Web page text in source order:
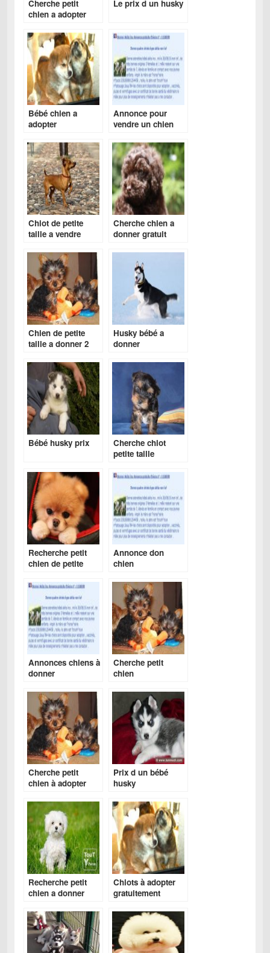
Cherche petit
chien a adopter
Le prix d un husky
Bébé chien a
adopter
Annonce pour
vendre un chien
Chiot de petite
taille a vendre
Cherche chien a
donner gratuit
Chien de petite
taille a donner 2
Husky bébé a
donner
Bébé husky prix
Cherche chiot
petite taille
Recherche petit
chien de petite
Annonce don
chien
Annonces chiens à
donner
Cherche petit
chien
Cherche petit
chien à adopter
Prix d un bébé
husky
Recherche petit
chien a donner
Chiots à adopter
gratuitement